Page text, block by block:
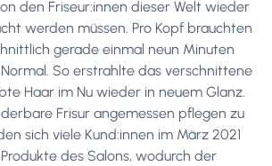
den Friseur:innen dieser Welt wieder
werden müssen. Pro Kopf brauchten
gerade einmal neun Minuten
Normal. So erstrahlte das verschnittene
Haar im Nu wieder in neuem Glanz.
Frisur angemessen pflegen zu
sich viele Kund:innen im März 2021
des Salons, wodurch der